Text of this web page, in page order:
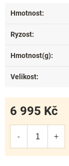
6 995 Kč
Hmotnost:
Ryzost:
Hmotnost(g):
Velikost: